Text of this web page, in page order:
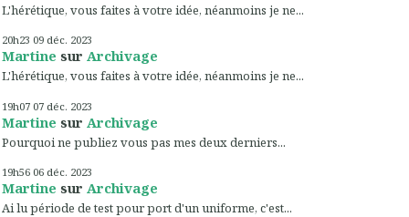
L'hérétique, vous faites à votre idée, néanmoins je ne...
20h23 09 déc. 2023
Martine sur Archivage
L'hérétique, vous faites à votre idée, néanmoins je ne...
19h07 07 déc. 2023
Martine sur Archivage
Pourquoi ne publiez vous pas mes deux derniers...
19h56 06 déc. 2023
Martine sur Archivage
Ai lu période de test pour port d'un uniforme, c'est...